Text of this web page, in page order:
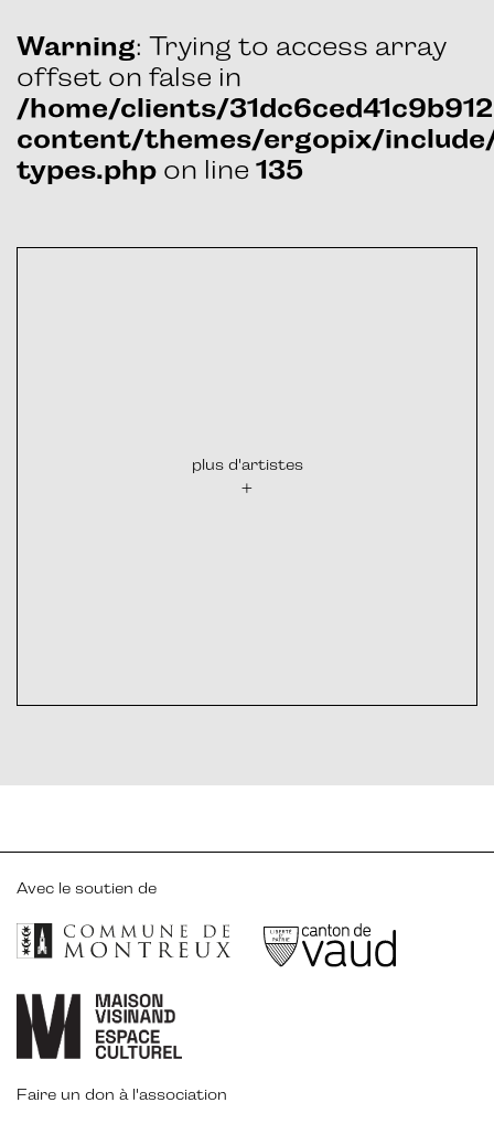
Warning: Trying to access array
offset on false in
/home/clients/
content/themes/ergopix/
types.php on line 135
plus d'artistes
+
Avec le soutien de
Faire un don à l'association